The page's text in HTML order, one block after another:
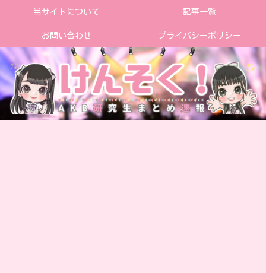
当サイトについて 記事一覧
お問い合わせ プライバシーポリシー